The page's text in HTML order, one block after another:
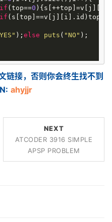
if (top==0
if (s[top]==v[j][i].id)top--;
); else puts ( "NO" );
链接，否则你会终生找不到
ahyjjr
NEXT
ATCODER 3916 SIMPLE
APSP PROBLEM